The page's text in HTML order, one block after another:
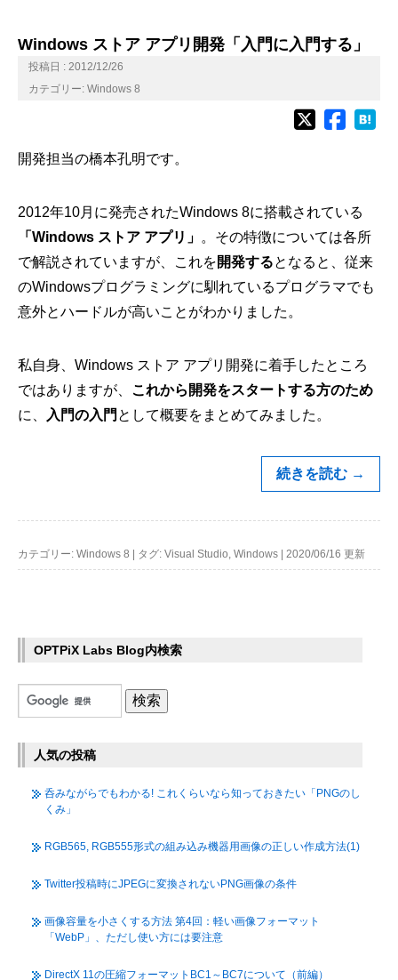
Windows ストア アプリ開発「入門に入門する」
投稿日 : 2012/12/26
カテゴリー: Windows 8
開発担当の橋本孔明です。
2012年10月に発売されたWindows 8に搭載されている
「Windows ストア アプリ」 。その特徴については各所
で解説されていますが、これを開発するとなると、従来
のWindowsプログラミングに馴れているプログラマでも
意外とハードルが高いことがわかりました。
私自身、Windows ストア アプリ開発に着手したところ
ではありますが、 これから開発をスタートする方のため
に、
入門の入門 として概要をまとめてみました。
続きを読む →
カテゴリー: Windows 8 タグ: Visual Studio, Windows 2020/06/16 更新
OPTPiX Labs Blog内検索
人気の投稿
呑みながらでもわかる! これくらいなら知っておきたい「PNGのし
くみ」
RGB565, RGB555形式の組み込み機器用画像の正しい作成方法(1)
Twitter投稿時にJPEGに変換されないPNG画像の条件
画像容量を小さくする方法 第4回：軽い画像フォーマット
「WebP」、ただし使い方には要注意
DirectX 11の圧縮フォーマットBC1～BC7について（前編）